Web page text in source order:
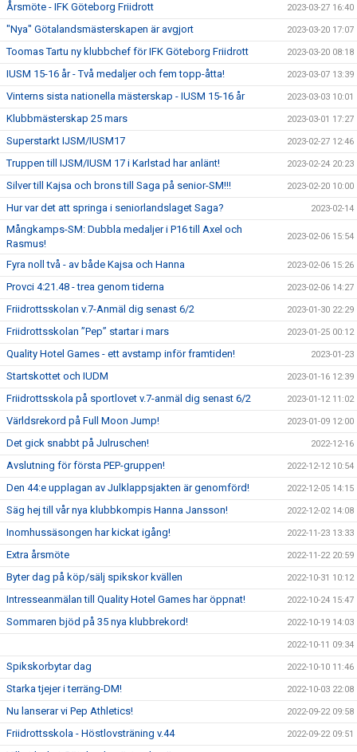
Årsmöte - IFK Göteborg Friidrott 2023-03-27 16:40
"Nya" Götalandsmästerskapen är avgjort 2023-03-20 17:07
Toomas Tartu ny klubbchef för IFK Göteborg Friidrott 2023-03-20 08:18
IUSM 15-16 år - Två medaljer och fem topp-åtta! 2023-03-07 13:39
Vinterns sista nationella mästerskap - IUSM 15-16 år 2023-03-03 10:01
Klubbmästerskap 25 mars 2023-03-01 17:27
Superstarkt IJSM/IUSM17 2023-02-27 12:46
Truppen till IJSM/IUSM 17 i Karlstad har anlänt! 2023-02-24 20:23
Silver till Kajsa och brons till Saga på senior-SM!!! 2023-02-20 10:00
Hur var det att springa i seniorlandslaget Saga? 2023-02-14
Mångkamps-SM: Dubbla medaljer i P16 till Axel och
Rasmus!
2023-02-06 15:54
Fyra noll två - av både Kajsa och Hanna 2023-02-06 15:26
Provci 4:21.48 - trea genom tiderna 2023-02-06 14:27
Friidrottsskolan v.7-Anmäl dig senast 6/2 2023-01-30 22:29
Friidrottsskolan ”Pep” startar i mars 2023-01-25 00:12
Quality Hotel Games - ett avstamp inför framtiden! 2023-01-23
Startskottet och IUDM 2023-01-16 12:39
Friidrottsskola på sportlovet v.7-anmäl dig senast 6/2 2023-01-12 11:02
Världsrekord på Full Moon Jump! 2023-01-09 12:00
Det gick snabbt på Julruschen! 2022-12-16
Avslutning för första PEP-gruppen! 2022-12-12 10:54
Den 44:e upplagan av Julklappsjakten är genomförd! 2022-12-05 14:15
Säg hej till vår nya klubbkompis Hanna Jansson! 2022-12-02 14:08
Inomhussäsongen har kickat igång! 2022-11-23 13:33
Extra årsmöte 2022-11-22 20:59
Byter dag på köp/sälj spikskor kvällen 2022-10-31 10:12
Intresseanmälan till Quality Hotel Games har öppnat! 2022-10-24 15:47
Sommaren bjöd på 35 nya klubbrekord! 2022-10-19 14:03
2022-10-11 09:34
Spikskorbytar dag 2022-10-10 11:46
Starka tjejer i terräng-DM! 2022-10-03 22:08
Nu lanserar vi Pep Athletics! 2022-09-22 09:58
Friidrottsskola - Höstlovsträning v.44 2022-09-22 09:51